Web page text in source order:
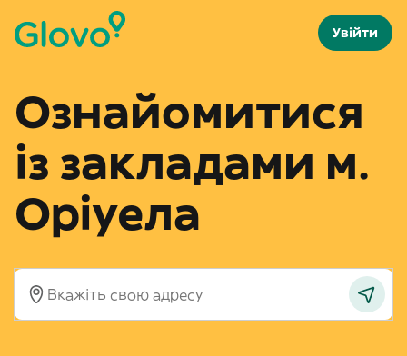
Увійти
Ознайомитися
із закладами м.
Оріуела